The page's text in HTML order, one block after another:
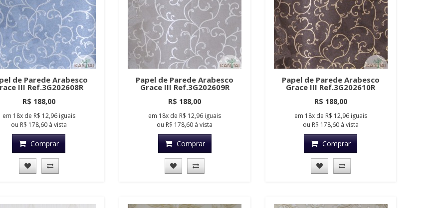
de Parede Arabesco
III Ref.3G202608R
R$ 188,00
em 18xde R$ 12,96 iguais
ou R$ 178,60à vista
Comprar
Papel de Parede Arabesco
Grace III Ref.3G202609R
R$ 188,00
em 18x de R$ 12,96 iguais
ou R$ 178,60 à vista
Comprar
Papel de Parede Arabesco
Grace III Ref.3G202610R
R$ 188,00
em 18xde R$ 12,96 iguais
ou R$ 178,60à vista
Comprar